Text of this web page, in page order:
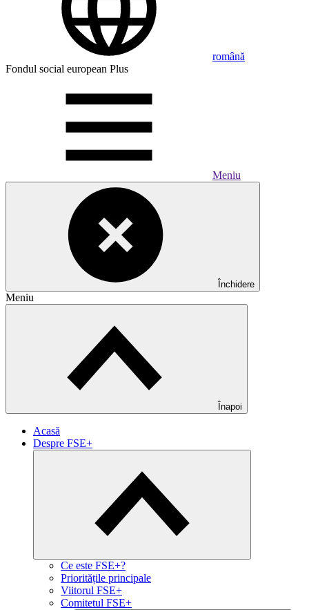
română
Fondul social european Plus
Meniu
Închidere
Meniu
Înapoi
Acasă
Despre FSE+
Ce este FSE+?
Prioritățile principale
Viitorul FSE+
Comitetul FSE+